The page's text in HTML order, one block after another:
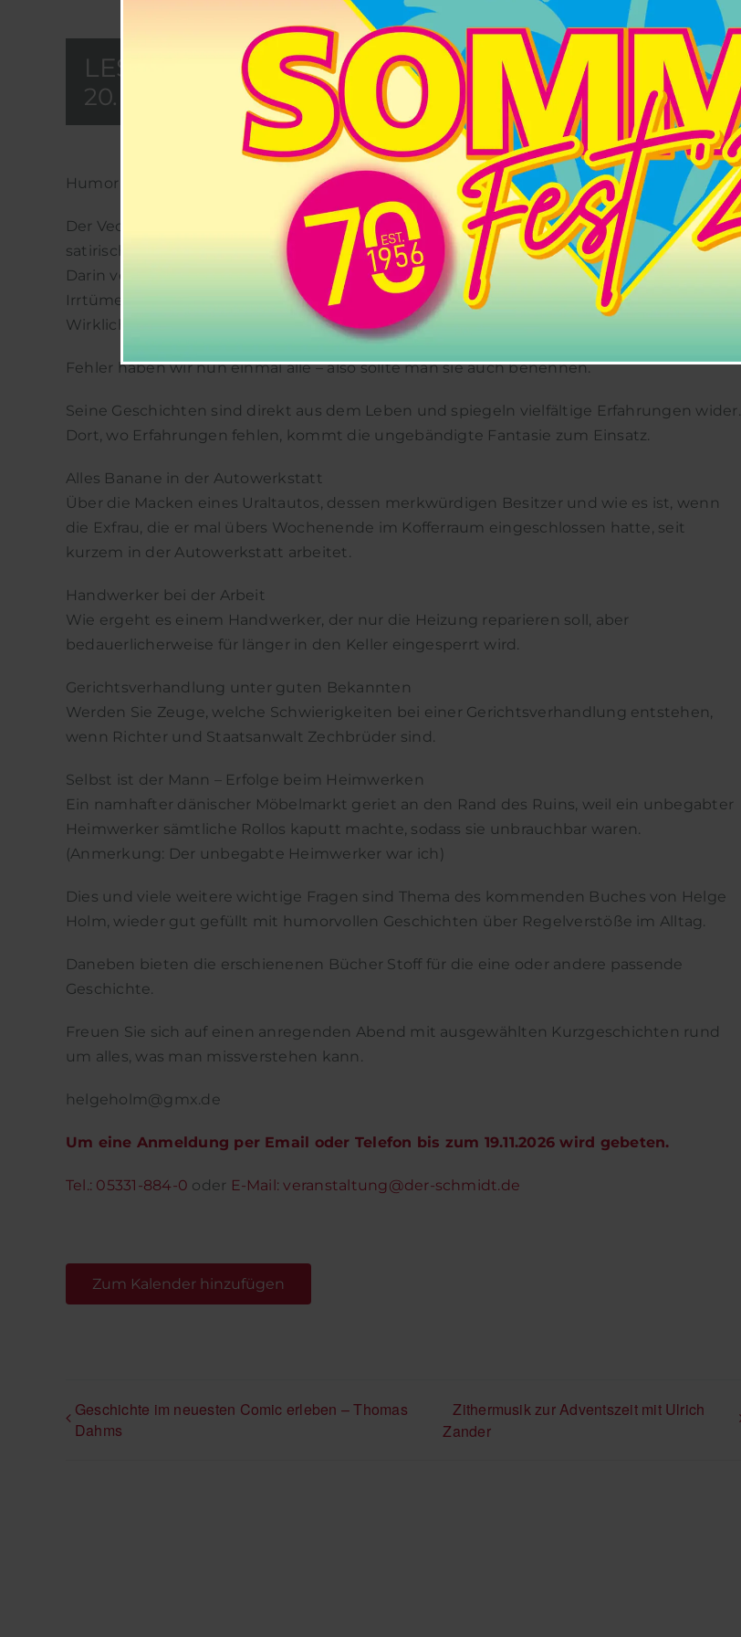
LESUNG – LUSTIGE ALLTAGSGESCHICHTEN
20. NOVEMBER 2026 @ 17:00- 19:00 | HUTKASSE
Humor und Alltagssatire – locker verpackt
Der Vechelder Autor und Musiker HELGE HOLM hat bereits vier Bücher mit humorvoll-
satirischen Alltagsgeschichten veröffentlicht.
Darin verarbeitet er alle Formen von Missverständnissen, Kommunikationsproblemen,
Irrtümern, Verwechslungen und vielfältigen Diskrepanzen zwischen Anspruch und
Wirklichkeit im Leben ganz normaler Menschen, wie Du und ich.
Fehler haben wir nun einmal alle – also sollte man sie auch benennen.
Seine Geschichten sind direkt aus dem Leben und spiegeln vielfältige Erfahrungen wider.
Dort, wo Erfahrungen fehlen, kommt die ungebändigte Fantasie zum Einsatz.
Alles Banane in der Autowerkstatt
Über die Macken eines Uraltautos, dessen merkwürdigen Besitzer und wie es ist, wenn
die Exfrau, die er mal übers Wochenende im Kofferraum eingeschlossen hatte, seit
kurzem in der Autowerkstatt arbeitet.
Handwerker bei der Arbeit
Wie ergeht es einem Handwerker, der nur die Heizung reparieren soll, aber
bedauerlicherweise für länger in den Keller eingesperrt wird.
Gerichtsverhandlung unter guten Bekannten
Werden Sie Zeuge, welche Schwierigkeiten bei einer Gerichtsverhandlung entstehen,
wenn Richter und Staatsanwalt Zechbrüder sind.
Selbst ist der Mann – Erfolge beim Heimwerken
Ein namhafter dänischer Möbelmarkt geriet an den Rand des Ruins, weil ein unbegabter
Heimwerker sämtliche Rollos kaputt machte, sodass sie unbrauchbar waren.
(Anmerkung: Der unbegabte Heimwerker war ich)
Dies und viele weitere wichtige Fragen sind Thema des kommenden Buches von Helge
Holm, wieder gut gefüllt mit humorvollen Geschichten über Regelverstöße im Alltag.
Daneben bieten die erschienenen Bücher Stoff für die eine oder andere passende
Geschichte.
Freuen Sie sich auf einen anregenden Abend mit ausgewählten Kurzgeschichten rund
um alles, was man missverstehen kann.
helgeholm@gmx.de
Um eine Anmeldung per Email oder Telefon bis zum 19.11.2026 wird gebeten.
Tel.: 05331-884-0 oder E-Mail:veranstaltung@der-schmidt.de
Zum Kalender hinzufügen
Geschichte im neuesten Comic erleben – Thomas
Dahms
Zithermusik zur Adventszeit mit Ulrich
Zander